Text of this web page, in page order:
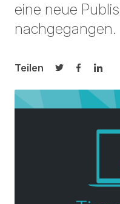
eine neue
nachgegangen.
Teilen
Auf Twitter
Auf Auf